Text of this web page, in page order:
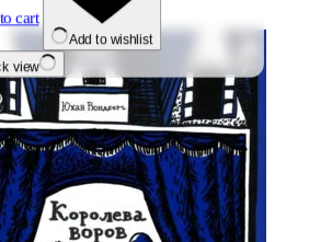
cart
Add to wishlist
view